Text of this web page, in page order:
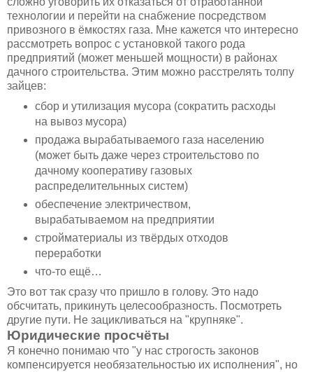
технологии и перейти на снабжение посредством
привозного в ёмкостях газа. Мне кажется что интересно
рассмотреть вопрос с установкой такого рода
предприятий (может меньшей мощности) в районах
дачного строительства. Этим можно расстрелять толпу
зайцев:
сбор и утилизация мусора (сократить расходы
на вывоз мусора)
продажа вырабатываемого газа населению
(может быть даже через строительстово по
дачному кооперативу газовых
распределительнных систем)
обеспечение электричеством,
вырабатываемом на предприятии
стройматериалы из твёрдых отходов
переработки
что-то ещё…
Это вот так сразу что пришло в голову. Это надо
обсчитать, прикинуть целесообразность. Посмотреть
другие пути. Не зацикливаться на "крупняке".
Юридические просчёты
Я конечно понимаю что "у нас строгость законов
компенсируется необязательностью их исполнения", но